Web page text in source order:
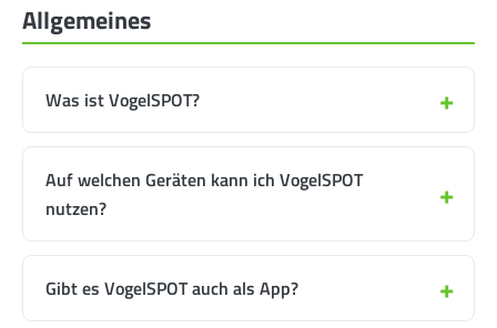
Allgemeines
Was ist VogelSPOT?
Auf welchen Geräten kann ich VogelSPOT
nutzen?
Gibt es VogelSPOT auch als App?